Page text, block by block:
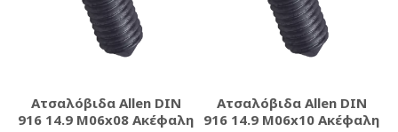
Ατσαλόβιδα Allen DIN
916 14.9 M06x08 Ακέφαλη
Ατσαλόβιδα Allen DIN
916 14.9 M06x10 Ακέφαλη